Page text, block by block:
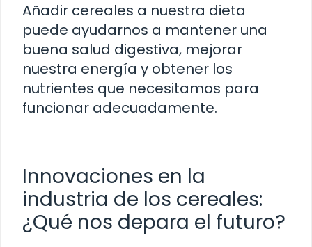
Añadir cereales a nuestra dieta
puede ayudarnos a mantener una
buena salud digestiva, mejorar
nuestra energía y obtener los
nutrientes que necesitamos para
funcionar adecuadamente.
Innovaciones en la
industria de los cereales:
¿Qué nos depara el futuro?